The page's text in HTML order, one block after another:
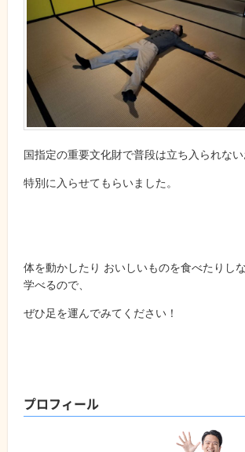
国指定の重要文化財で普段は立ち入られな
特別に入らせてもらいました。
体を動かしたり おいしいものを食べたりし
学べるので、
ぜひ足を運んでみてください！
プロフィール